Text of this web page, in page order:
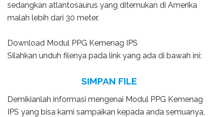
sedangkan atlantosaurus yang ditemukan di Amerika
malah lebih dari 30 meter.
Download Modul PPG Kemenag IPS
Silahkan unduh filenya pada link yang ada di bawah ini:
SIMPAN FILE
Demikianlah informasi mengenai Modul PPG Kemenag
IPS yang bisa kami sampaikan kepada anda semuanya,